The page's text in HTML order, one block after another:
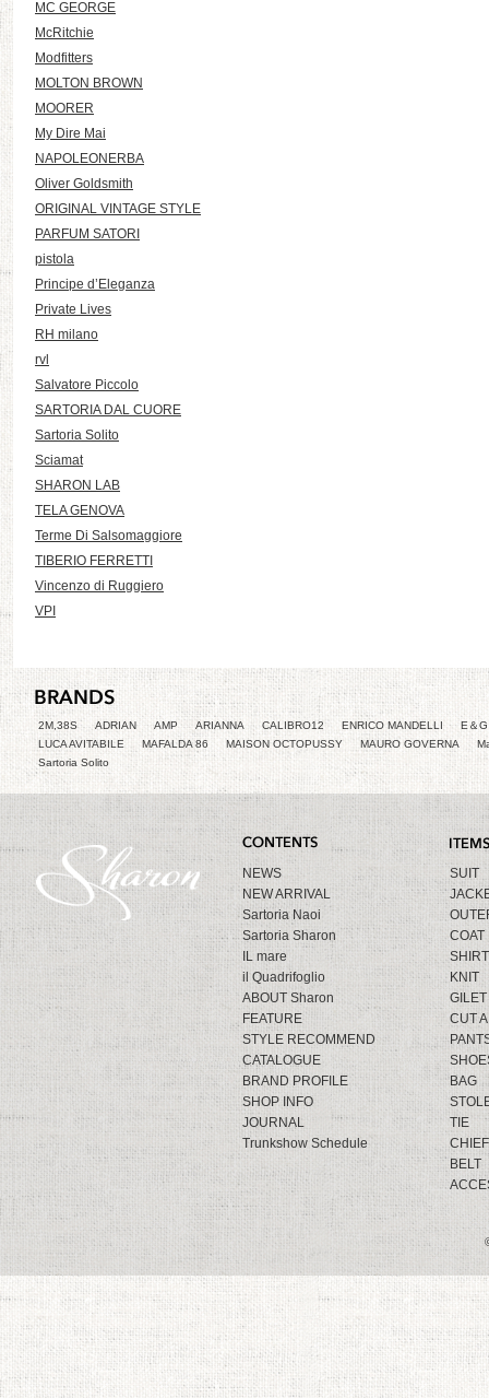
MC GEORGE
McRitchie
Modfitters
MOLTON BROWN
MOORER
My Dire Mai
NAPOLEONERBA
Oliver Goldsmith
ORIGINAL VINTAGE STYLE
PARFUM SATORI
pistola
Principe d’Eleganza
Private Lives
RH milano
rvl
Salvatore Piccolo
SARTORIA DAL CUORE
Sartoria Solito
Sciamat
SHARON LAB
TELA GENOVA
Terme Di Salsomaggiore
TIBERIO FERRETTI
Vincenzo di Ruggiero
VPI
2M,38S ADRIAN AMP ARIANNA CALIBRO12 ENRICO MANDELLI
E＆
LUCA AVITABILE
MAFALDA 86 MAISON OCTOPUSSY MAURO GOVERNA
Sartoria Solito
NEWS
NEW ARRIVAL
Sartoria Naoi
Sartoria Sharon
IL mare
il Quadrifoglio
ABOUT Sharon
FEATURE
STYLE RECOMMEND
CATALOGUE
BRAND PROFILE
SHOP INFO
JOURNAL
Trunkshow Schedule
SUIT
COAT
SHIRT
KNIT
GILET
CUT
BAG
TIE
CHIEF
BELT